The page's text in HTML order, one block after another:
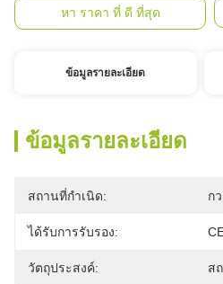
หา ราคา ที่ ดี ที่สุด
ข้อมูลรายละเอียด
ข้อมูลรายละเอียด
สถานที่กำเนิด: ก
ได้รับการรับรอง:
วัตถุประสงค์: ส